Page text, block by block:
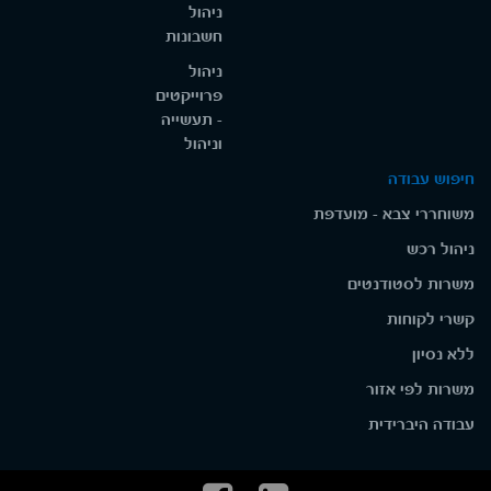
ניהול
חשבונות
ניהול
פרוייקטים
- תעשייה
וניהול
חיפוש עבודה
משוחררי צבא - מועדפת
ניהול רכש
משרות לסטודנטים
קשרי לקוחות
ללא נסיון
משרות לפי אזור
עבודה היברידית